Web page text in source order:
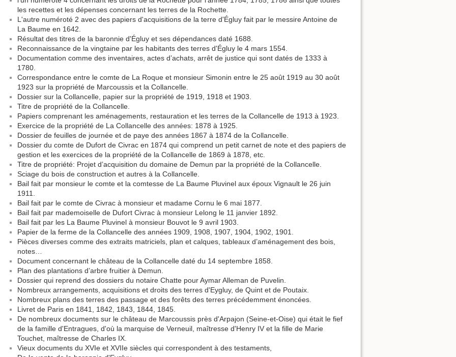
les recettes et les dépenses concernant les terres de la Rochette.
L'autre numéroté 2 avec des papiers d'acquisitions de la terre d'Égluy fait par le messire Antoine de
La Baume en 1642.
Résultat des titres de la baronnie d'Égluy et ses dépendances daté 1688.
Reconnaissance de la vingtaine par les habitants des terres d'Égluy le 4 mars 1554.
Documentation comme des inventaires, actes d’achats, arrêt de justice qui sont datés de 1333 à
1780.
Correspondance entre le comte de La Roque et monsieur Simonin entre le 25 août 1919 au 30 août
1923 sur la propriété de Marcoussis et la Collancelle.
Dossier sur la Collancelle, papier sur la propriété de 1919, 1918 et 1903.
Titre de propriété de la Collancelle.
Papiers comprenant les aménagements, restauration et les terres de la Collancelle de 1913 à 1923.
Exercice de la propriété de La Collancelle des années: 1878 à 1925.
Dossier de feuilles de journée et de paye des années 1867 à 1874 de la Collancelle.
Dossier du comte de Dufort de Civrac en 1874 qui comprend un petit carnet de note et des papiers de
gestion et les exercices de la propriété de la Collancelle de 1869 à 1878, etc.
Titre de propriété: Projet d’acquisition du domaine de Demun par la propriété de la Collancelle.
Sciage du bois de construction et autres à la Collancelle.
Bail fait par monsieur le comte et la comtesse de La Baume Pluvinel aux époux Vignault le 26 juin
1911.
Bail fait par le comte de Civrac à monsieur et madame Cornu le 6 mai 1877.
Bail fait par mademoiselle de Dufort Civrac à monsieur Lelong le 11 janvier 1892.
Bail fait par les La Baume Pluvinel à monsieur Bouvot le 9 avril 1903.
Papier de la ferme de la Collancelle des années 1909, 1908, 1907, 1904, 1902, 1901.
Pièces diverses comme des extraits matriciels, plan et calques, tableaux d’aménagement des bois,
notes…
Document concernant le château de la Collancelle daté du 14 septembre 1858.
Plan des plantations d’arbre fruitier à Demun.
Dossier qui reprend des dossiers du notaire Chatte pour Aymar Alleman de Puvelin.
Nombreux arrangements, acquisitions et droits des terres d'Eygluy, de Quint et de Poutaix.
Nombreux plans des terres des passage et des forêts des terres précédemment énoncées.
Livret de Paris en 1841, 1842, 1843, 1844, 1845.
De nombreux documents sur le château de Marcoussis près d'Arpajon (Seine-et-Oise) qui était le fief
de la famille d'Entragues, d'où la marquise de Verneuil, maîtresse d'Henry IV et la fille de Marie
Touchet, maîtresse de Charles IX.
Vieux documents du XVIe et XVIIe siècles qui correspondent à des testaments,